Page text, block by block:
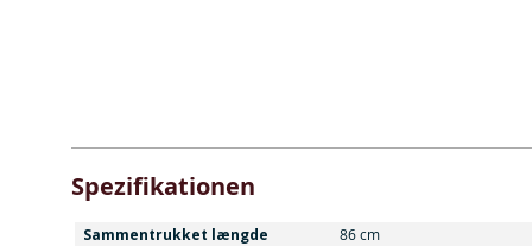
Spezifikationen
Sammentrukket længde 86 cm